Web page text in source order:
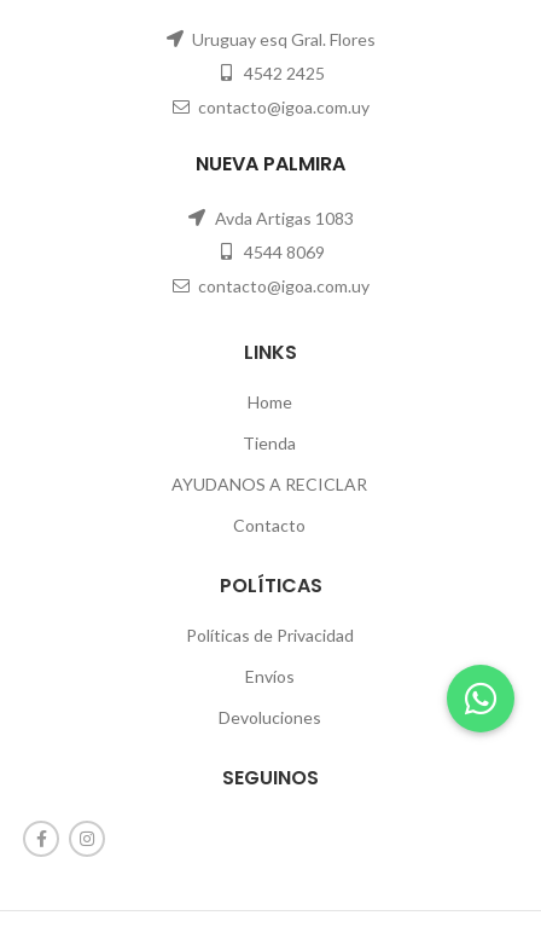
Uruguay esq Gral. Flores
4542 2425
contacto@igoa.com.uy
NUEVA PALMIRA
Avda Artigas 1083
4544 8069
contacto@igoa.com.uy
LINKS
Home
Tienda
AYUDANOS A RECICLAR
Contacto
POLÍTICAS
Políticas de Privacidad
Envíos
Devoluciones
SEGUINOS